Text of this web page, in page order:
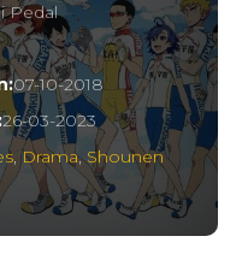
Pedal
07-10-2018
26-03-2023
,Drama,Shounen